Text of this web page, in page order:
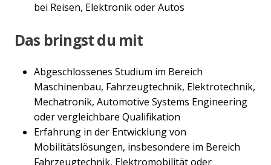
bei Reisen, Elektronik oder Autos
Das bringst du mit
Abgeschlossenes Studium im Bereich
Maschinenbau, Fahrzeugtechnik, Elektrotechnik,
Mechatronik, Automotive Systems Engineering
oder vergleichbare Qualifikation
Erfahrung in der Entwicklung von
Mobilitätslösungen, insbesondere im Bereich
Fahrzeugtechnik, Elektromobilität oder